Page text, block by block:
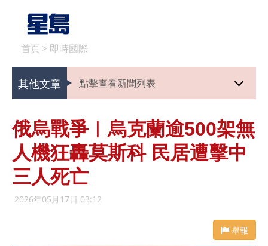
首頁 > 即時國際
其他文章 點擊查看新聞列表
俄烏戰爭︱烏克蘭逾500架無
人機狂轟莫斯科 民居遭擊中
三人死亡
2026年05月17日 03:12
舉報